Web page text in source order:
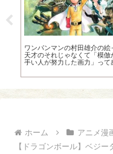
ワンパンマンの村田雄介の絵
天才のそれじゃなくて「模倣
手い人が努力した画力」って
ホーム アニメ漫
【ドラゴンボール】ベジ